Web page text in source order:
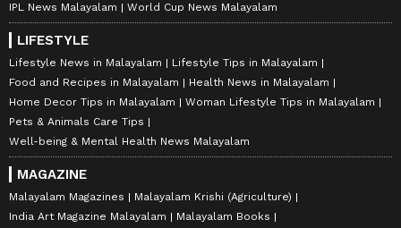
IPL News Malayalam
World Cup News Malayalam
LIFESTYLE
Lifestyle News in Malayalam
Lifestyle Tips in Malayalam
Food and Recipes in Malayalam
Health News in Malayalam
Home Decor Tips in Malayalam
Woman Lifestyle Tips in Malayalam
Pets & Animals Care Tips
Well-being & Mental Health News Malayalam
MAGAZINE
Malayalam Magazines
Malayalam Krishi (Agriculture)
India Art Magazine Malayalam
Malayalam Books